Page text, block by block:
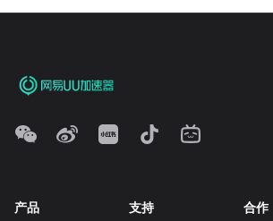
产品 支持 合作